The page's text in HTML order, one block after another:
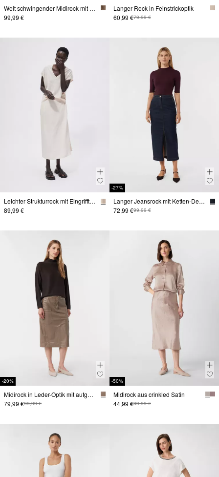
Weit schwingender Midirock mit Karomuster
99,99 €
Langer Rock in Feinstrickoptik
60,99 €79,99 €
Leichter Strukturrock mit Eingrifftaschen
89,99 €
-27%
Langer Jeansrock mit Ketten-Details
72,99 €99,99 €
-20%
Midirock in Leder-Optik mit aufgesetzten Taschen
79,99 €99,99 €
-50%
Midirock aus crinkled Satin
44,99 €89,99 €